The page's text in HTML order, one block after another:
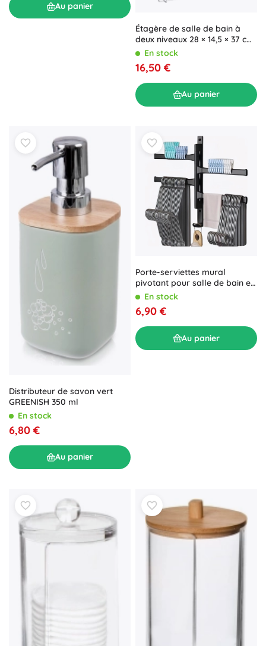
Au panier
Étagère de salle de bain à
deux niveaux 28 × 14,5 × 37 cm
chromée
En stock
16,50 €
Au panier
Distributeur de savon vert
GREENISH 350 ml
En stock
6,80 €
Au panier
Porte-serviettes mural
pivotant pour salle de bain et
cuisine
En stock
6,90 €
Au panier